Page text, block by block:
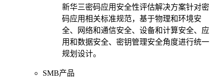
新华三密码应用安全性评估解决方案针对密
码应用相关标准规范，基于物理和环境安
全、网络和通信安全、设备和计算安全、应
用和数据安全、密钥管理安全角度进行统一
规划设计。
SMB产品